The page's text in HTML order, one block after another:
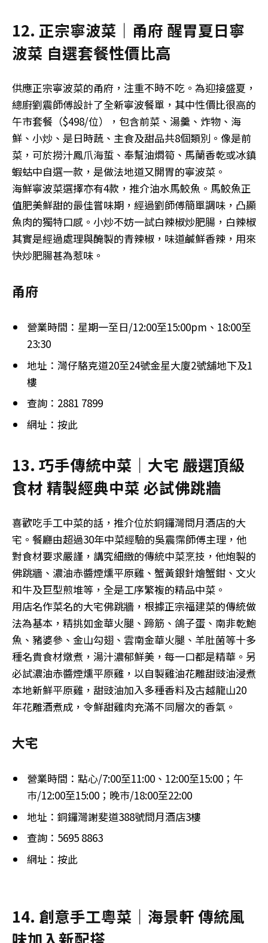
12. 正宗寧波菜｜甬府 醒胃夏日寧
波菜 自選套餐性價比高
供應正宗寧波菜的甬府，注重不時不吃。為迎接盛夏，
總廚劉震師傅設計了全新寧波餐單，其中性價比很高的
午市套餐（$498/位），包含前菜、湯羹、炸物、海
鮮、小炒、是日時蔬、主食及甜品共8個類別。像是前
菜，可於撈汁鳳爪海蜇、奉幫油燜筍、馬蘭香乾或冰鎮
蝦蛄中自選一款，是做法地道又開胃的寧波菜。
海鮮寧波菜選擇亦有4款，推介油水馬鮫魚。馬鮫魚正
值肥美鮮甜的最佳嘗味期，經過劉師傅簡單調味，凸顯
魚肉的獨特口感。小炒不妨一試白辣椒炒肥腸，白辣椒
其實是經過處理與醃製的青辣椒，味道鹹鮮香辣，用來
快炒肥腸甚為惹味。
甬府
營業時間：星期一至日/12:00至15:00pm、18:00至
23:30
地址：灣仔駱克道20至24號金星大廈2號舖地下及1
樓
查詢：2881 7899
網址：按此
13. 巧手傳統中菜｜大宅 嚴選頂級
食材 精製經典中菜 必試佛跳牆
喜歡吃手工中菜的話，推介位於銅鑼灣問月酒店的大
宅。餐廳由超過30年中菜經驗的吳震霈師傅主理，他
對食材要求嚴謹，講究細緻的傳統中菜烹技，他炮製的
佛跳牆、濃油赤醬煙燻平原雞、蟹黃銀針燴蟹鉗、文火
和牛及巨型煎堆等，全是工序繁複的精品中菜。
用店名作菜名的大宅佛跳牆，根據正宗福建菜的傳統做
法為基本，精挑如金華火腿、蹄筋、鴿子蛋、南非乾鮑
魚、豬婆參、金山勾翅、雲南金華火腿、羊肚菌等十多
種名貴食材燉煮，湯汁濃郁鮮美，每一口都是精華。另
必試濃油赤醬煙燻平原雞，以自製雞油花雕甜豉油浸煮
本地新鮮平原雞，甜豉油加入多種香料及古越龍山20
年花雕酒煮成，令鮮甜雞肉充滿不同層次的香氣。
大宅
營業時間：點心/7:00至11:00、12:00至15:00；午
巿/12:00至15:00；晚巿/18:00至22:00
地址：銅鑼灣謝斐道388號問月酒店3樓
查詢：5695 8863
網址：按此
14. 創意手工粵菜｜海景軒 傳統風